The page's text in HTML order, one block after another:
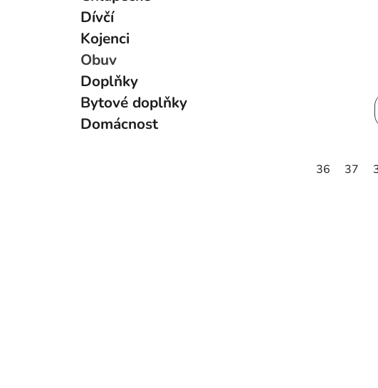
Dívčí
Kojenci
Obuv
Doplňky
Bytové doplňky
Domácnost
36 37